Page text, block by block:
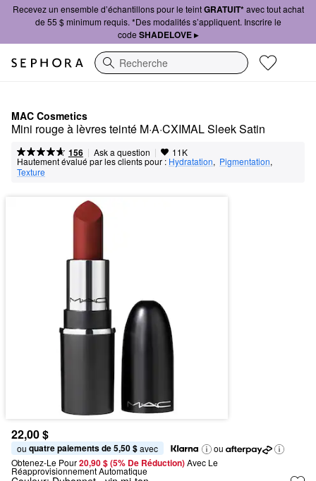
Recevez un ensemble d’échantillons pour le teintGRATUIT*avec tout achat
de 55 $ minimum requis. *Des modalités s’appliquent. Inscrire le
code SHADELOVE ▸
Recherche
MAC Cosmetics
Mini rouge à lèvres teinté M·A·CXIMAL Sleek Satin
156 | Ask a question | 11K
Hautement évalué par les clients pour : Hydratation, Pigmentation,
Texture
22,00 $
ou quatre paiements de 5,50 $ avec
ou
Obtenez-Le Pour20,90 $ (5% De Réduction) Avec Le
Réapprovisionnement Automatique